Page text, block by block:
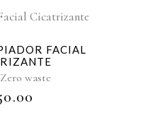
Sold
FACIAL
Zero waste